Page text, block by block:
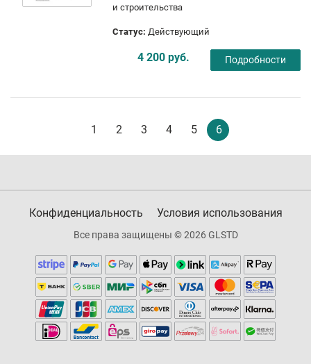
и строительства
Статус: Действующий
4 200 руб. Подробности
1 2 3 4 5 6
Конфиденциальность Условия использования
Все права защищены © 2026 GLSTD